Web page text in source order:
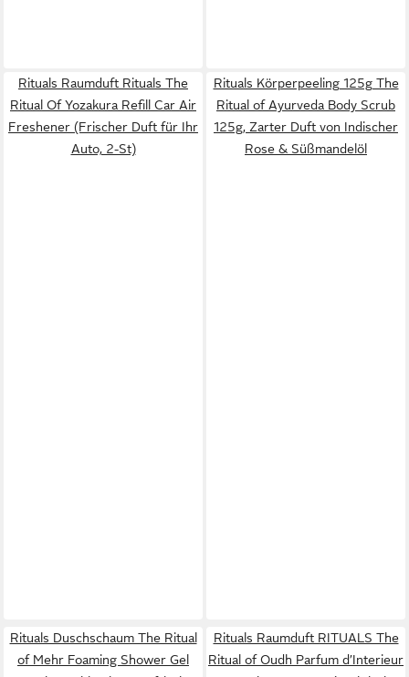
Rituals Raumduft Rituals The
Ritual Of Yozakura Refill Car Air
Freshener (Frischer Duft für Ihr
Auto, 2-St)
Rituals Körperpeeling 125g The
Ritual of Ayurveda Body Scrub
125g, Zarter Duft von Indischer
Rose & Süßmandelöl
Rituals Duschschaum The Ritual
of Mehr Foaming Shower Gel
Rituals Raumduft RITUALS The
Ritual of Oudh Parfum d’Interieur